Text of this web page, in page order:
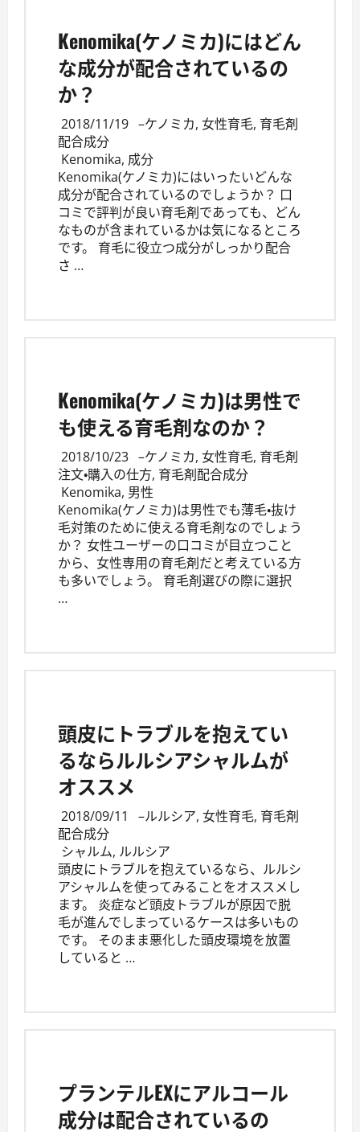
Kenomika(ケノミカ)にはどん
な成分が配合されているの
か？
2018/11/19 –ケノミカ, 女性育毛, 育毛剤
配合成分
Kenomika, 成分
Kenomika(ケノミカ)にはいったいどんな
成分が配合されているのでしょうか？ 口
コミで評判が良い育毛剤であっても、どん
なものが含まれているかは気になるところ
です。 育毛に役立つ成分がしっかり配合
さ …
Kenomika(ケノミカ)は男性で
も使える育毛剤なのか？
2018/10/23 –ケノミカ, 女性育毛, 育毛剤
注文・購入の仕方, 育毛剤配合成分
Kenomika, 男性
Kenomika(ケノミカ)は男性でも薄毛・抜け
毛対策のために使える育毛剤なのでしょう
か？ 女性ユーザーの口コミが目立つこと
から、女性専用の育毛剤だと考えている方
も多いでしょう。 育毛剤選びの際に選択
…
頭皮にトラブルを抱えてい
るならルルシアシャルムが
オススメ
2018/09/11 –ルルシア, 女性育毛, 育毛剤
配合成分
シャルム, ルルシア
頭皮にトラブルを抱えているなら、ルルシ
アシャルムを使ってみることをオススメし
ます。 炎症など頭皮トラブルが原因で脱
毛が進んでしまっているケースは多いもの
です。 そのまま悪化した頭皮環境を放置
していると …
プランテルEXにアルコール
成分は配合されているの